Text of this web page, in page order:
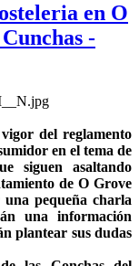
en O
-
del reglamento
en el tema de
siguen asaltando
de O Grove
pequeña charla
una información
plantear sus dudas